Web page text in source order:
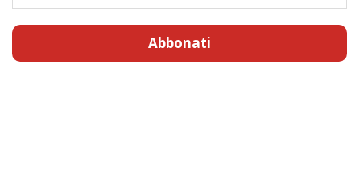
Abbonati